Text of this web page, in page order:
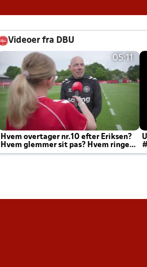
Videoer fra DBU
05:11
Hvem overtager nr.10 efter Eriksen?
Hvem glemmer sit pas? Hvem ringer
Joachim altid til efter kampe?